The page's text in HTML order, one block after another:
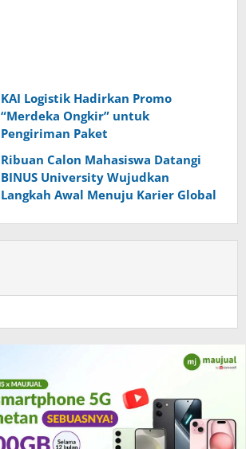
KAI Logistik Hadirkan Promo
“Merdeka Ongkir” untuk
Pengiriman Paket
Ribuan Calon Mahasiswa Datangi
BINUS University Wujudkan
Langkah Awal Menuju Karier Global